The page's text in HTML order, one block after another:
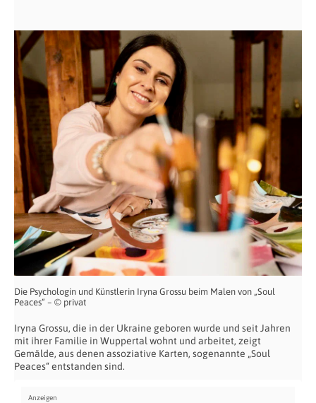
Die Psychologin und Künstlerin Iryna Grossu beim Malen von „Soul
Peaces“ – © privat
Iryna Grossu, die in der Ukraine geboren wurde und seit Jahren
mit ihrer Familie in Wuppertal wohnt und arbeitet, zeigt
Gemälde, aus denen assoziative Karten, sogenannte „Soul
Peaces“ entstanden sind.